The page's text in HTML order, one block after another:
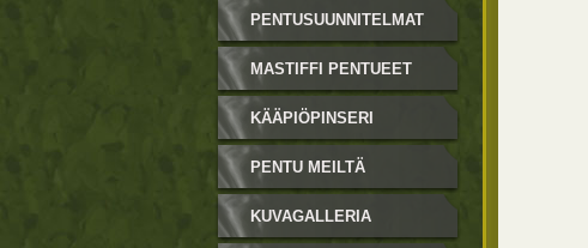
PENTUSUUNNITELMAT
MASTIFFI PENTUEET
KÄÄPIÖPINSERI
PENTUEET
PENTU MEILTÄ
KUVAGALLERIA